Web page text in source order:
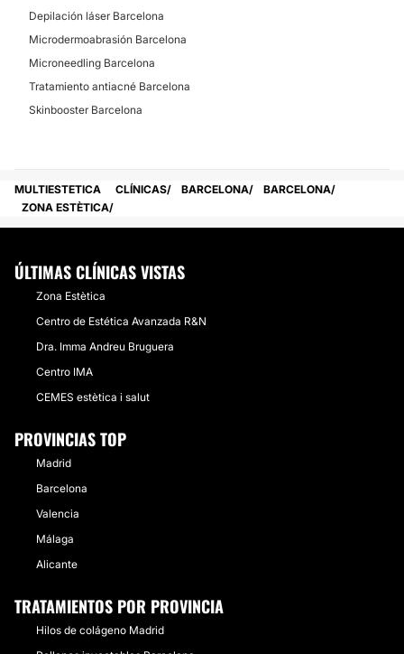
Depilación láser Barcelona
Microdermoabrasión Barcelona
Microneedling Barcelona
Tratamiento antiacné Barcelona
Skinbooster Barcelona
MULTIESTETICA CLÍNICAS BARCELONA
BARCELONA
ZONA ESTÈTICA
ÚLTIMAS CLÍNICAS VISTAS
Zona Estètica
Centro de Estética Avanzada R&N
Dra. Imma Andreu Bruguera
Centro IMA
CEMES estètica i salut
PROVINCIAS TOP
Madrid
Barcelona
Valencia
Málaga
Alicante
TRATAMIENTOS POR PROVINCIA
Hilos de colágeno Madrid